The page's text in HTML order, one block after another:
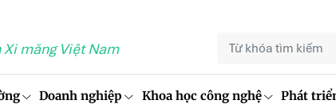
Xi măng Việt Nam
Doanh nghiệp Khoa học công nghệ Phát